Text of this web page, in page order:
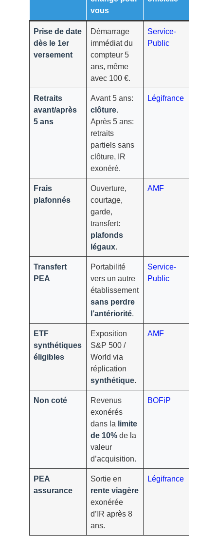
vous
Prise de date
dès le 1er
versement
Démarrage
immédiat du
compteur 5
ans, même
avec 100 €.
Service-
Public
Retraits
avant/après
5 ans
Avant 5 ans:
clôture.
Après 5 ans:
retraits
partiels sans
clôture, IR
exonéré.
Légifrance
Frais
plafonnés
Ouverture,
courtage,
garde,
transfert:
plafonds
légaux.
AMF
Transfert
PEA
Portabilité
vers un autre
établissement
sans perdre
l’antériorité.
Service-
Public
ETF
synthétiques
éligibles
Exposition
S&P 500 /
World via
réplication
synthétique.
AMF
Non coté
Revenus
exonérés
dans la limite
de 10% de la
valeur
d’acquisition.
BOFiP
PEA
assurance
Sortie en
rente viagère
exonérée
d’IR après 8
ans.
Légifrance